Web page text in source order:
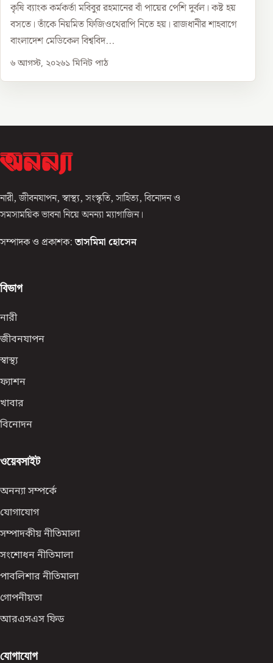
কৃষি ব্যাংক কর্মকর্তা মবিবুর রহমানের বাঁ পায়ের পেশি দুর্বল। কষ্ট হয়
বসতে। তাঁকে নিয়মিত ফিজিওথেরাপি নিতে হয়। রাজধানীর শাহবাগে
বাংলাদেশ মেডিকেল বিশ্ববিদ...
৬ আগস্ট, ২০২৬১ মিনিট পাঠ
নারী, জীবনযাপন, স্বাস্থ্য, সংস্কৃতি, সাহিত্য, বিনোদন ও
সমসাময়িক ভাবনা নিয়ে অনন্যা ম্যাগাজিন।
সম্পাদক ও প্রকাশক: তাসমিমা হোসেন
বিভাগ
নারী
জীবনযাপন
স্বাস্থ্য
ফ্যাশন
খাবার
বিনোদন
ওয়েবসাইট
অনন্যা সম্পর্কে
যোগাযোগ
সম্পাদকীয় নীতিমালা
সংশোধন নীতিমালা
পাবলিশার নীতিমালা
গোপনীয়তা
আরএসএস ফিড
যোগাযোগ